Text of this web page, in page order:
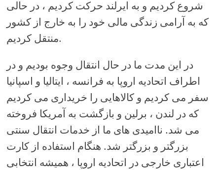
شروع کردیم و به ایرلند حرکت کردیم ، در حالی
که به آرامی زندگی مالی خود را به خارج از کشور
منتقل کردیم.
در این مدت ما در حال انتقال وجوه بودیم و در
اطراف اتحادیه اروپا به فرانسه ، ایتالیا و اسپانیا
سفر می کردیم و کالاهایی را خریداری می کردیم
که در لندن ، برلین و بازگشت به آمریکا فروخته
می شد. ناامیدی های ما از خدمات انتقال سنتی
بزرگتر و بزرگتر شد. هنگام استفاده از کارت
اعتباری خارجی در اتحادیه اروپا ، همیشه انتخابی